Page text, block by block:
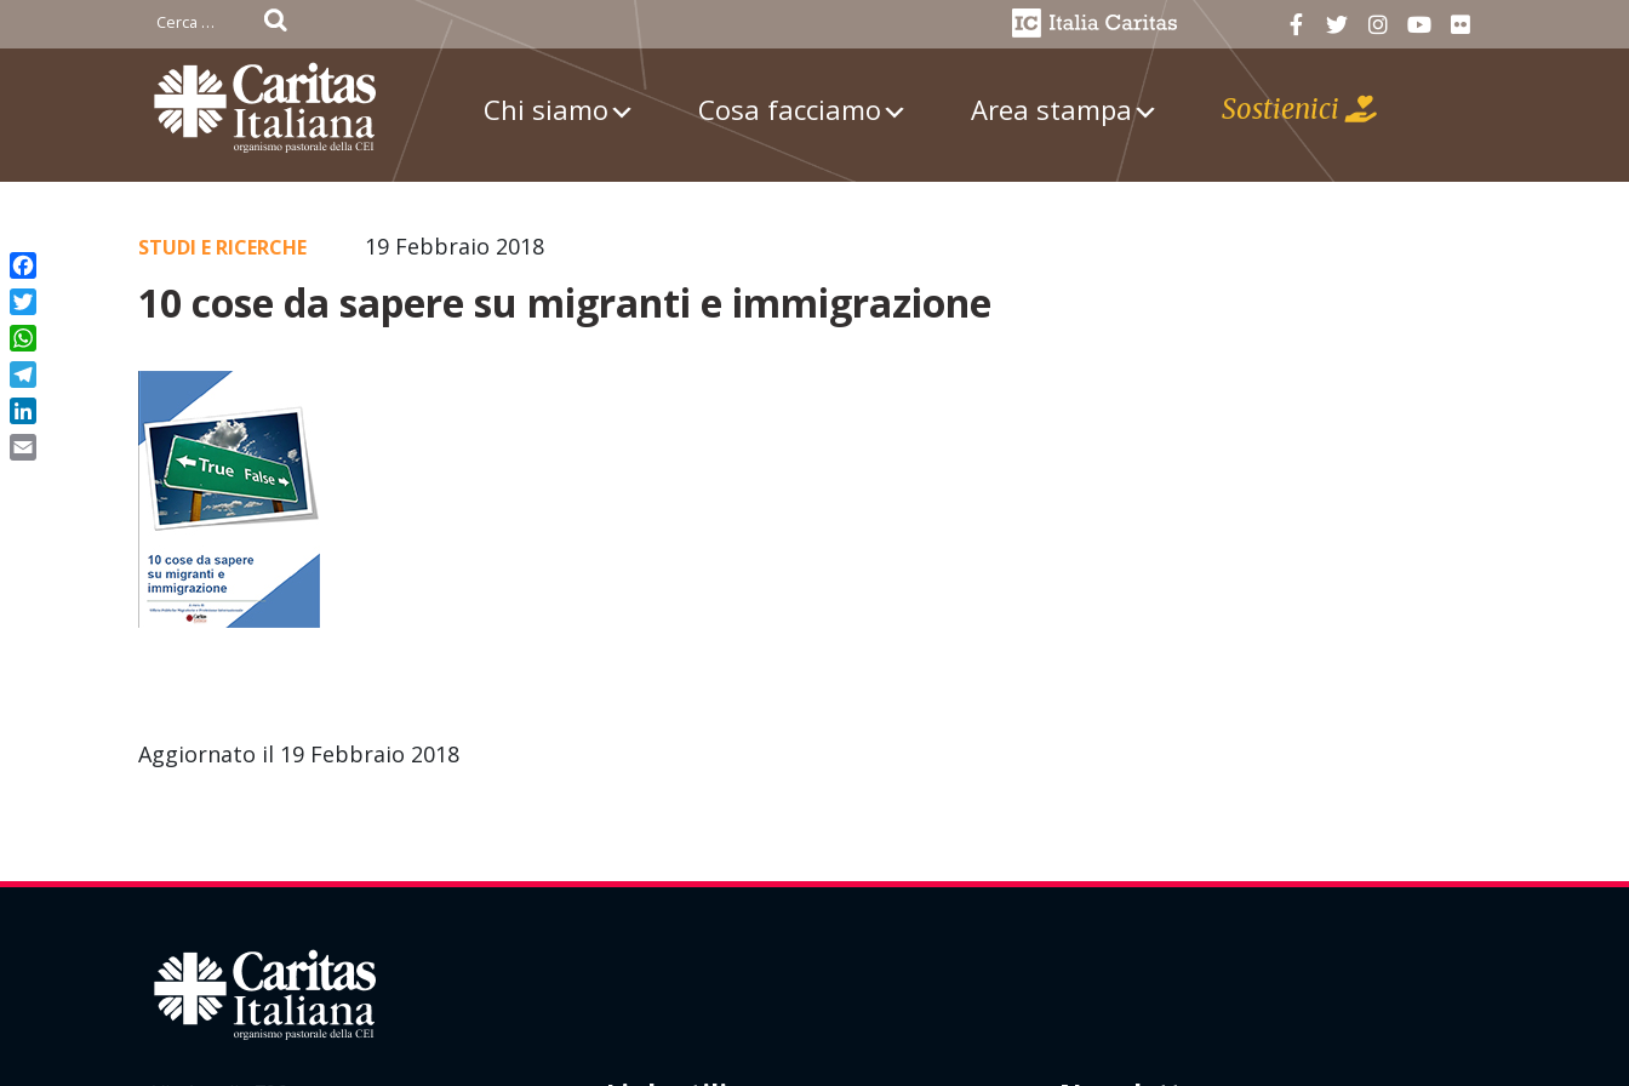
Skip
to
content
Ricerca
per:
Chi siamo Cosa facciamo Area stampa Sostienici
19 Febbraio 2018
STUDI E RICERCHE
10 cose da sapere su migranti e immigrazione
Aggiornato il 19 Febbraio 2018
Facebook
Twitter
WhatsApp
Telegram
LinkedIn